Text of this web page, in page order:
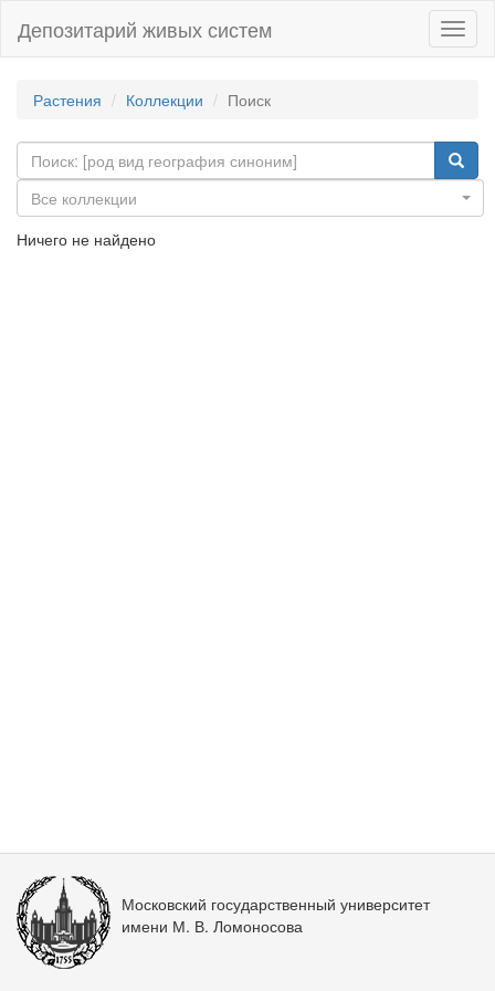
Депозитарий живых систем
Растения Коллекции Поиск
Все коллекции
Ничего не найдено
Московский государственный университет
имени М. В. Ломоносова